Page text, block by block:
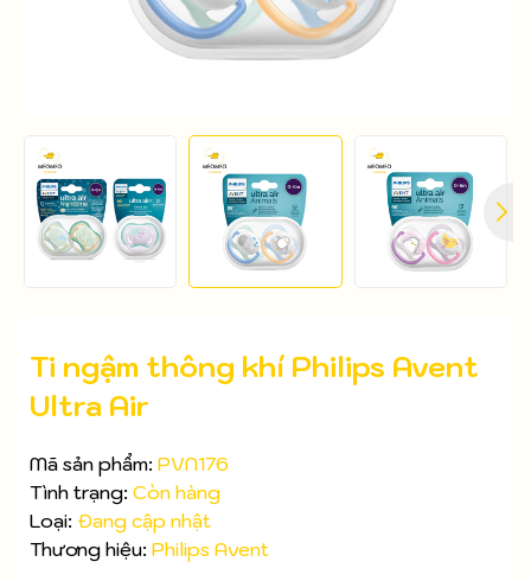
Ti ngậm thông khí Philips Avent
Ultra Air
Mã sản phẩm: PVN176
Tình trạng: Còn hàng
Loại: Đang cập nhật
Thương hiệu: Philips Avent
Mã giảm giá: